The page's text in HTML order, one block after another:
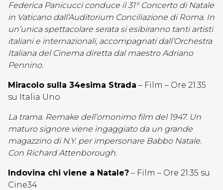
Federica Panicucci conduce il 31° Concerto di Natale
in Vaticano dall’Auditorium Conciliazione di Roma. In
un’unica spettacolare serata si esibiranno tanti artisti
italiani e internazionali, accompagnati dall’Orchestra
Italiana del Cinema diretta dal maestro Adriano
Pennino.
Miracolo sulla 34esima Strada – Film – Ore 21:35
su Italia Uno
La trama. Remake dell’omonimo film del 1947. Un
maturo signore viene ingaggiato da un grande
magazzino di N.Y. per impersonare Babbo Natale.
Con Richard Attenborough.
Indovina chi viene a Natale? – Film – Ore 21:35 su
Cine34